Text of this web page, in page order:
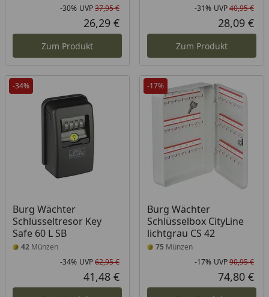
Rabatt in Prozent
-30%
Ursprünglicher Preis
UVP37,95 €
Aktueller Preis
26,29 €
Zum Produkt
-31% UVP40,95 €
28,09 €
Zum Produkt
-34%
Burg Wächter
Schlüsseltresor Key
Safe 60 L SB
42 Münzen
Rabatt in Prozent
-34%
Ursprünglicher Preis
UVP62,95 €
Aktueller Preis
41,48 €
-17%
Burg Wächter
Schlüsselbox CityLine
lichtgrau CS 42
75 Münzen
-17% UVP90,95 €
74,80 €